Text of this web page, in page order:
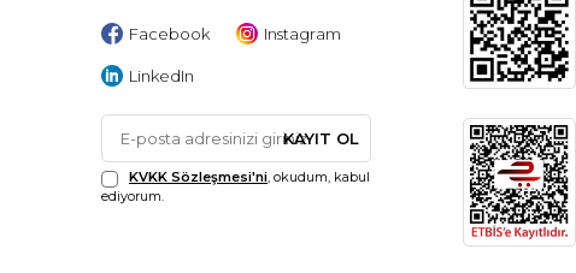
Facebook Instagram
LinkedIn
KAYIT OL
KVKK Sözleşmesi'ni, okudum, kabul
ediyorum.